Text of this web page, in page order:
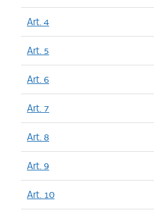
Art. 4
Art. 5
Art. 6
Art. 7
Art. 8
Art. 9
Art. 10